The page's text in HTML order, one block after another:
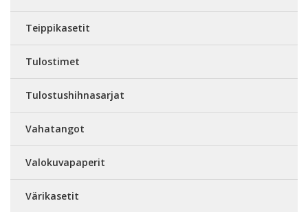
Teippikasetit
Tulostimet
Tulostushihnasarjat
Vahatangot
Valokuvapaperit
Värikasetit